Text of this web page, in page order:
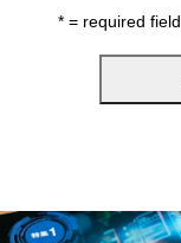
* = required field